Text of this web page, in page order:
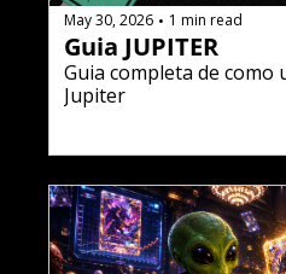
May 30, 2026 • 1 min read
Guia JUPITER
Guia completa de como
Jupiter